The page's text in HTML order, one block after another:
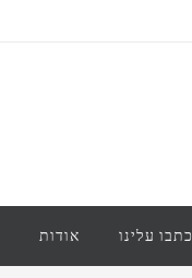
כתבו עלינו אודות